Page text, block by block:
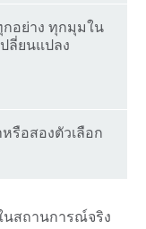
อย่าง ทุกมุมใน
ลี่ยนแปลง
รือสองตัวเลือก
นสถานการณ์จริง